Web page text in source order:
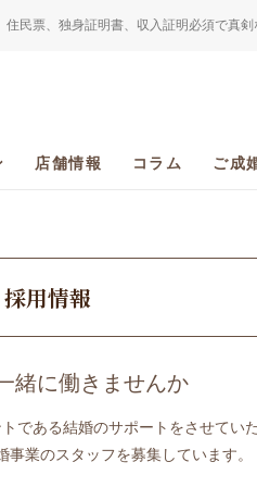
民票、独身証明書、収入証明必須で真剣
店舗情報 コラム ご成
採用情報
緒に働きませんか
である結婚のサポートをさせてい
業のスタッフを募集しています。